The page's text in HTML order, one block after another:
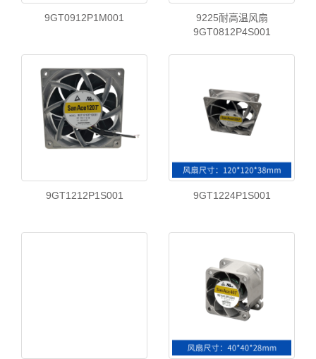
9GT0912P1M001
9225耐高温风扇
9GT0812P4S001
9GT1212P1S001 9GT1224P1S001